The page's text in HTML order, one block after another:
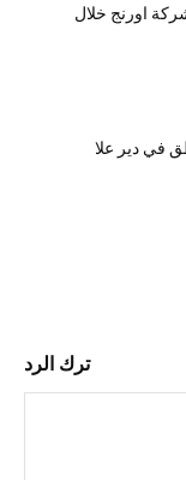
شركة اورنج خلال
في دير علا
ترك الرد